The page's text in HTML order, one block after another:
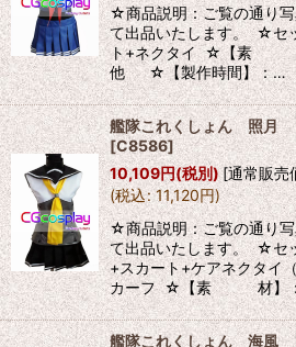
☆商品説明：ご覧の通り
て出品いたします。 ☆セ
ト+ネクタイ ☆【素 材
他 ☆【製作時間】：…
艦隊これくしょん 照
[C8586]
10,109円(税別) [通常販売
(税込: 11,120円)
☆商品説明：ご覧の通り
て出品いたします。 ☆セ
+スカート+ケアネクタイ
カーフ ☆【素 材】：
艦隊これくしょん 海